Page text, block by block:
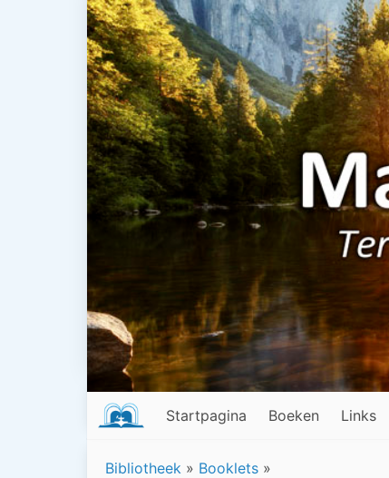
Startpagina Boeken Links
Bibliotheek » Booklets »